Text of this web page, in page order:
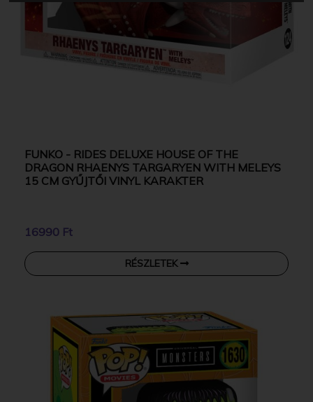
FUNKO - RIDES DELUXE HOUSE OF THE
DRAGON RHAENYS TARGARYEN WITH MELEYS
15 CM GYŰJTŐI VINYL KARAKTER
16990 Ft
RÉSZLETEK